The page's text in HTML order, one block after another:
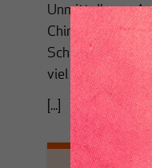
Unmittelbarer
China und
Schock ein so
viel tiefere
[...]